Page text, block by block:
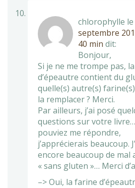
chlorophylle le
septembre
40 min dit:
Bonjour,
Si je ne me trompe pas,
d’épeautre contient du
quelle(s) autre(s)
la remplacer ? Merci.
Par ailleurs, j’ai posé
questions sur votre
pouviez me répondre,
j’apprécierais beaucoup.
encore beaucoup de mal
« sans gluten »… Merci
–> Oui, la farine